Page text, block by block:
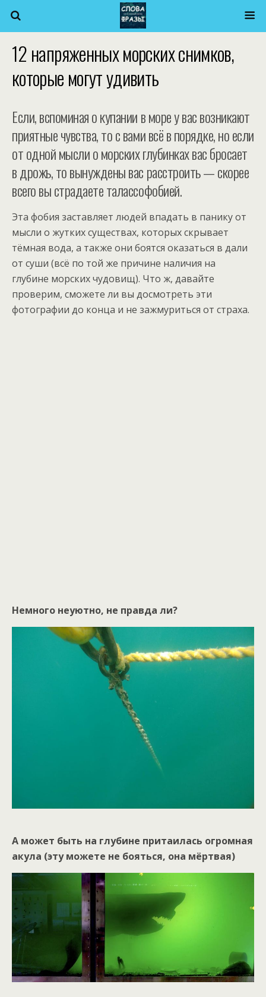
12 напряженных морских снимков,
которые могут удивить
Если, вспоминая о купании в море у вас возникают
приятные чувства, то с вами всё в порядке, но если
от одной мысли о морских глубинках вас бросает
в дрожь, то вынуждены вас расстроить — скорее
всего вы страдаете талассофобией.
Эта фобия заставляет людей впадать в панику от
мысли о жутких существах, которых скрывает
тёмная вода, а также они боятся оказаться в дали
от суши (всё по той же причине наличия на
глубине морских чудовищ). Что ж, давайте
проверим, сможете ли вы досмотреть эти
фотографии до конца и не зажмуриться от страха.
Немного неуютно, не правда ли?
А может быть на глубине притаилась огромная
акула (эту можете не бояться, она мёртвая)